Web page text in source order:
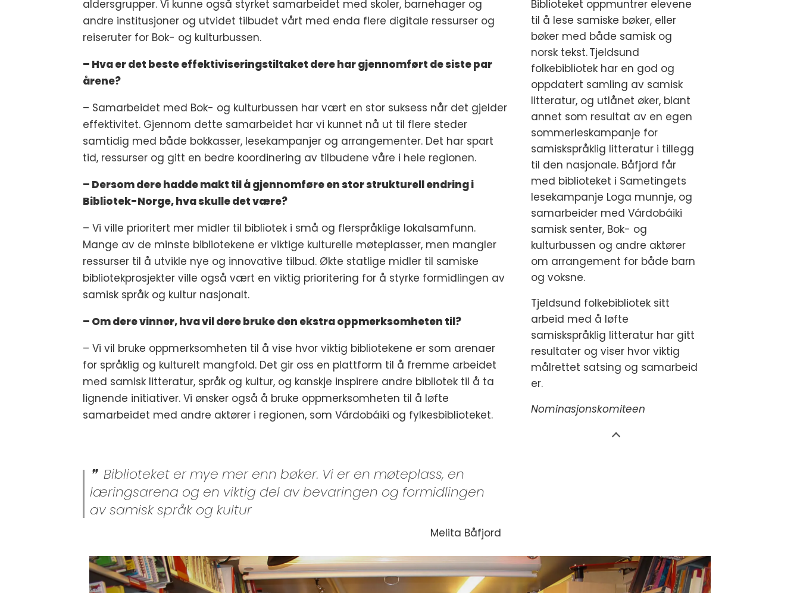
Biblioteket oppmuntrer elevene
til å lese samiske bøker, eller
bøker med både samisk og
norsk tekst. Tjeldsund
folkebibliotek har en god og
oppdatert samling av samisk
litteratur, og utlånet øker, blant
annet som resultat av en egen
sommerleskampanje for
samiskspråklig litteratur i tillegg
til den nasjonale. Båfjord får
med biblioteket i Sametingets
lesekampanje Loga munnje, og
samarbeider med Várdobáiki
samisk senter, Bok- og
kulturbussen og andre aktører
om arrangement for både barn
og voksne.
Tjeldsund folkebibliotek sitt
arbeid med å løfte
samiskspråklig litteratur har gitt
resultater og viser hvor viktig
målrettet satsing og samarbeid
er.
Nominasjonskomiteen
Biblioteket er mye mer enn bøker. Vi er en møteplass, en
læringsarena og en viktig del av bevaringen og formidlingen
av samisk språk og kultur
Melita Båfjord
aldersgrupper. Vi kunne også styrket samarbeidet med skoler, barnehager og
andre institusjoner og utvidet tilbudet vårt med enda flere digitale ressurser og
reiseruter for Bok- og kulturbussen.
– Hva er det beste effektiviseringstiltaket dere har gjennomført de siste par
årene?
– Samarbeidet med Bok- og kulturbussen har vært en stor suksess når det gjelder
effektivitet. Gjennom dette samarbeidet har vi kunnet nå ut til flere steder
samtidig med både bokkasser, lesekampanjer og arrangementer. Det har spart
tid, ressurser og gitt en bedre koordinering av tilbudene våre i hele regionen.
– Dersom dere hadde makt til å gjennomføre en stor strukturell endring i
Bibliotek-Norge, hva skulle det være?
– Vi ville prioritert mer midler til bibliotek i små og flerspråklige lokalsamfunn.
Mange av de minste bibliotekene er viktige kulturelle møteplasser, men mangler
ressurser til å utvikle nye og innovative tilbud. Økte statlige midler til samiske
bibliotekprosjekter ville også vært en viktig prioritering for å styrke formidlingen av
samisk språk og kultur nasjonalt.
– Om dere vinner, hva vil dere bruke den ekstra oppmerksomheten til?
– Vi vil bruke oppmerksomheten til å vise hvor viktig bibliotekene er som arenaer
for språklig og kulturelt mangfold. Det gir oss en plattform til å fremme arbeidet
med samisk litteratur, språk og kultur, og kanskje inspirere andre bibliotek til å ta
lignende initiativer. Vi ønsker også å bruke oppmerksomheten til å løfte
samarbeidet med andre aktører i regionen, som Várdobáiki og fylkesbiblioteket.